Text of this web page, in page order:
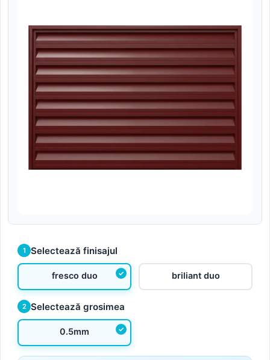
1 Selectează finisajul
fresco duo briliant duo
2 Selectează grosimea
0.5mm